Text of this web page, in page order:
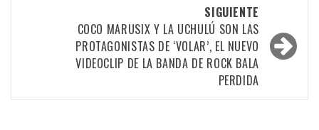
SIGUIENTE
COCO MARUSIX Y LA UCHULÚ SON LAS
PROTAGONISTAS DE ‘VOLAR’, EL NUEVO
VIDEOCLIP DE LA BANDA DE ROCK BALA
PERDIDA